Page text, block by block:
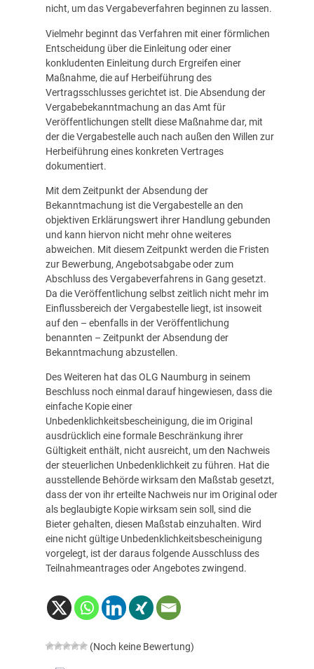
nicht, um das Vergabeverfahren beginnen zu lassen.
Vielmehr beginnt das Verfahren mit einer förmlichen
Entscheidung über die Einleitung oder einer
konkludenten Einleitung durch Ergreifen einer
Maßnahme, die auf Herbeiführung des
Vertragsschlusses gerichtet ist. Die Absendung der
Vergabebekanntmachung an das Amt für
Veröffentlichungen stellt diese Maßnahme dar, mit
der die Vergabestelle auch nach außen den Willen zur
Herbeiführung eines konkreten Vertrages
dokumentiert.
Mit dem Zeitpunkt der Absendung der
Bekanntmachung ist die Vergabestelle an den
objektiven Erklärungswert ihrer Handlung gebunden
und kann hiervon nicht mehr ohne weiteres
abweichen. Mit diesem Zeitpunkt werden die Fristen
zur Bewerbung, Angebotsabgabe oder zum
Abschluss des Vergabeverfahrens in Gang gesetzt.
Da die Veröffentlichung selbst zeitlich nicht mehr im
Einflussbereich der Vergabestelle liegt, ist insoweit
auf den – ebenfalls in der Veröffentlichung
benannten – Zeitpunkt der Absendung der
Bekanntmachung abzustellen.
Des Weiteren hat das OLG Naumburg in seinem
Beschluss noch einmal darauf hingewiesen, dass die
einfache Kopie einer
Unbedenklichkeitsbescheinigung, die im Original
ausdrücklich eine formale Beschränkung ihrer
Gültigkeit enthält, nicht ausreicht, um den Nachweis
der steuerlichen Unbedenklichkeit zu führen. Hat die
ausstellende Behörde wirksam den Maßstab gesetzt,
dass der von ihr erteilte Nachweis nur im Original oder
als beglaubigte Kopie wirksam sein soll, sind die
Bieter gehalten, diesen Maßstab einzuhalten. Wird
eine nicht gültige Unbedenklichkeitsbescheinigung
vorgelegt, ist der daraus folgende Ausschluss des
Teilnahmeantrages oder Angebotes zwingend.
(Noch keine Bewertung)